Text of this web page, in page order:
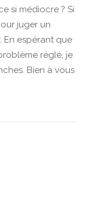
si médiocre ? Si
juger un
En espérant que
réglé, je
Bien à vous